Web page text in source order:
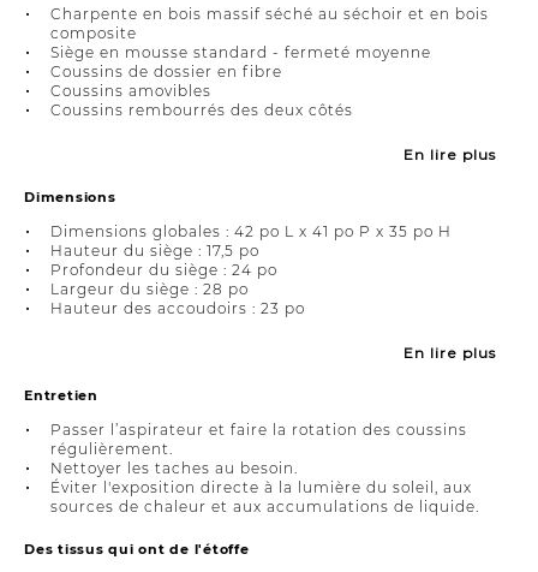
Charpente en bois massif séché au séchoir et en bois
composite
Siège en mousse standard - fermeté moyenne
Coussins de dossier en fibre
Coussins amovibles
Coussins rembourrés des deux côtés
En lire plus
Dimensions
Dimensions globales : 42 po L x 41 po P x 35 po H
Hauteur du siège : 17,5 po
Profondeur du siège : 24 po
Largeur du siège : 28 po
Hauteur des accoudoirs : 23 po
En lire plus
Entretien
Passer l’aspirateur et faire la rotation des coussins
régulièrement.
Nettoyer les taches au besoin.
Éviter l'exposition directe à la lumière du soleil, aux
sources de chaleur et aux accumulations de liquide.
Des tissus qui ont de l'étoffe